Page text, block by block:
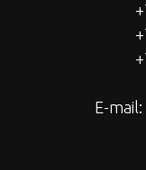
E-mail: